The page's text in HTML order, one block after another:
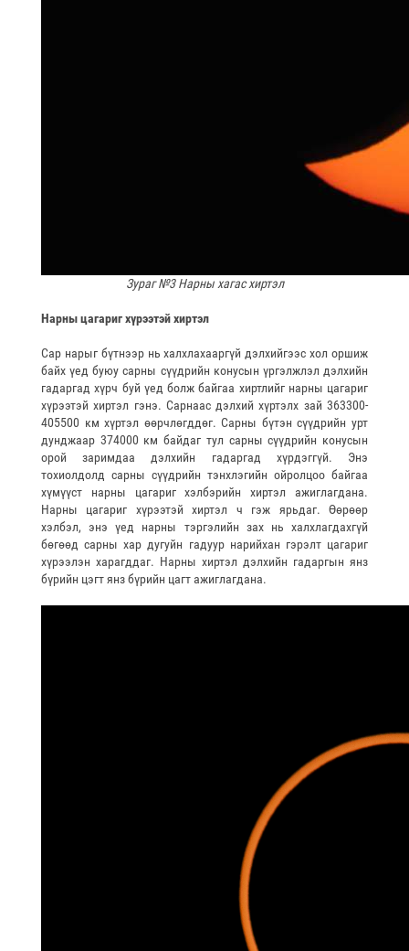
Зураг №3 Нарны хагас хиртэл
Нарны цагариг хүрээтэй хиртэл
Сар нарыг бүтнээр нь халхлахааргүй дэлхийгээс хол оршиж
байх үед буюу сарны сүүдрийн конусын үргэлжлэл дэлхийн
гадаргад хүрч буй үед болж байгаа хиртлийг нарны цагариг
хүрээтэй хиртэл гэнэ. Сарнаас дэлхий хүртэлх зай 363300-
405500 км хүртэл өөрчлөгддөг. Сарны бүтэн сүүдрийн урт
дунджаар 374000 км байдаг тул сарны сүүдрийн конусын
орой заримдаа дэлхийн гадаргад хүрдэггүй. Энэ
тохиолдолд сарны сүүдрийн тэнхлэгийн ойролцоо байгаа
хүмүүст нарны цагариг хэлбэрийн хиртэл ажиглагдана.
Нарны цагариг хүрээтэй хиртэл ч гэж ярьдаг. Өөрөөр
хэлбэл, энэ үед нарны тэргэлийн зах нь халхлагдахгүй
бөгөөд сарны хар дугуйн гадуур нарийхан гэрэлт цагариг
хүрээлэн харагддаг. Нарны хиртэл дэлхийн гадаргын янз
бүрийн цэгт янз бүрийн цагт ажиглагдана.